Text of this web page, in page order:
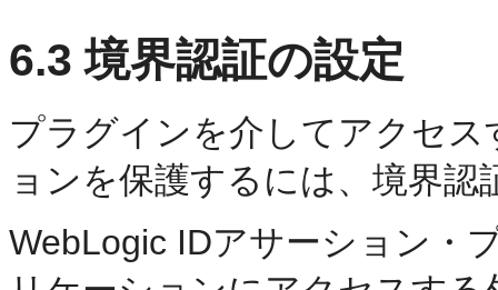
6.3 境界認証の設定
プラグインを介してアクセ
ョンを保護するには、境界認
WebLogic IDアサーション・